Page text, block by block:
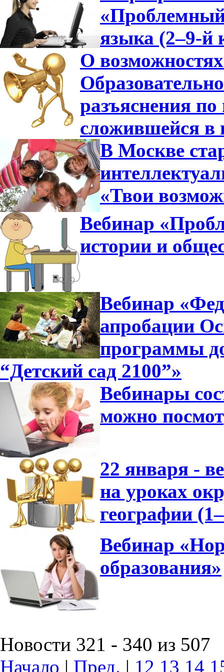
«Проблемный
языка (2–9-й
О
разъяснения по
сложившейся в
В Москве
«Твои
Вебинар
истории и
Вебинар
апробации
программы
“Детский сад 2100”»
Вебинары
можно
22 января -
на уроках
географии
Вебинар
образования»
Новости 321 - 340 из 507
Начало | Пред. | 12 13 14